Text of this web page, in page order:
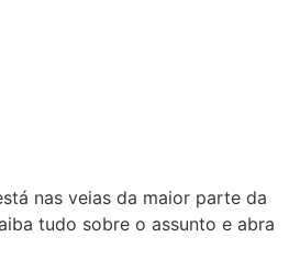
nas veias da maior parte da
tudo sobre o assunto e abra